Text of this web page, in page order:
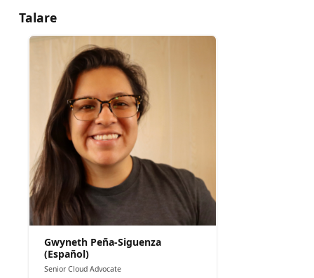
Talare
Gwyneth Peña-Siguenza
(Español)
Senior Cloud Advocate